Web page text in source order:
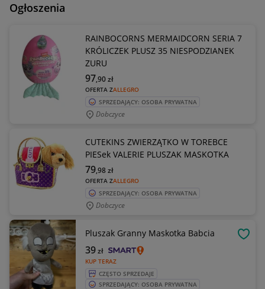
Ogłoszenia
RAINBOCORNS MERMAIDCORN SERIA 7
KRÓLICZEK PLUSZ 35 NIESPODZIANEK
ZURU
OFERTA ZALLEGRO
97,90zł
SPRZEDAJĄCY: OSOBA PRYWATNA
Dobczyce
CUTEKINS ZWIERZĄTKO W TOREBCE
PIESek VALERIE PLUSZAK MASKOTKA
OFERTA ZALLEGRO
79,98zł
SPRZEDAJĄCY: OSOBA PRYWATNA
Dobczyce
Pluszak Granny Maskotka Babcia
KUP TERAZ
39zł
CZĘSTO SPRZEDAJE
SPRZEDAJĄCY: OSOBA PRYWATNA